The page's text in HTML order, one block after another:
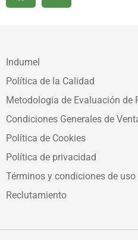
Indumel
Política de la Calidad
Metodologia de Evaluación de
Condiciones Generales de
Política de Cookies
Política de privacidad
Términos y condiciones de uso
Reclutamiento